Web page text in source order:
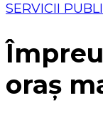
SERVICII
oraș